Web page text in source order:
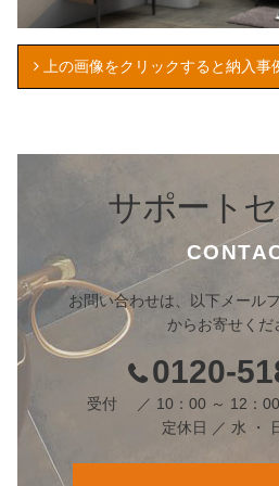
上の画像をクリックすると納入事
サポート
お問い合わせは、以下メール
からお寄せくだ
0120-
受付 ／ 10：00 ～ 12：
定休日 ／ 水 ・